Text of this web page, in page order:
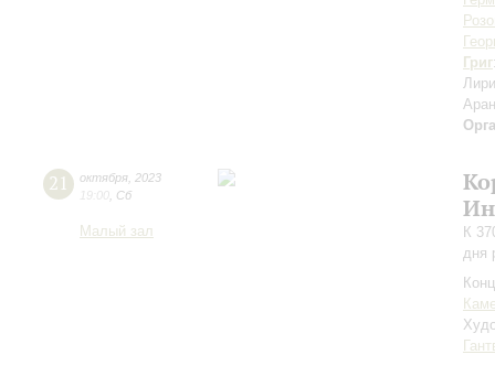
Григ
21 октября 2023
19:00 Сб
Малый зал
К
дня